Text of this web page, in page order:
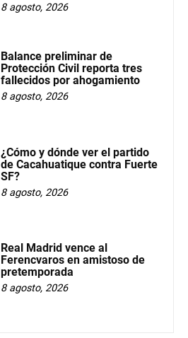
8 agosto, 2026
Balance preliminar de
Protección Civil reporta tres
fallecidos por ahogamiento
8 agosto, 2026
¿Cómo y dónde ver el partido
de Cacahuatique contra Fuerte
SF?
8 agosto, 2026
Real Madrid vence al
Ferencvaros en amistoso de
pretemporada
8 agosto, 2026